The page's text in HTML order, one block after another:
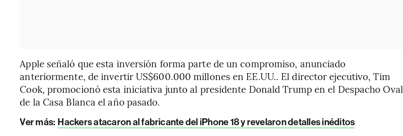
Apple señaló que esta inversión forma parte de un compromiso, anunciado
anteriormente, de invertir US$600.000 millones en EE.UU.. El director ejecutivo, Tim
Cook, promocionó esta iniciativa junto al presidente Donald Trump en el Despacho Oval
de la Casa Blanca el año pasado.
Ver más: Hackers atacaron al fabricante del iPhone 18 y revelaron detalles inéditos